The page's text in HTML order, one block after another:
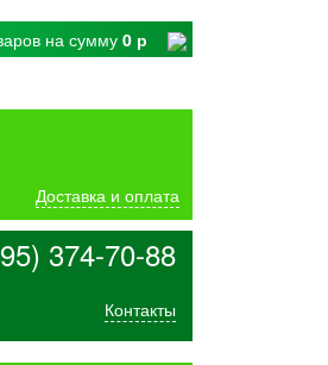
на сумму 0 р
Доставка и оплата
374-70-88
Контакты